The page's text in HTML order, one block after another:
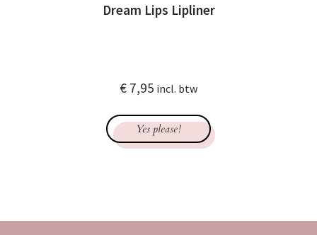
Dream Lips Lipliner
€ 7,95 incl. btw
Yes please!